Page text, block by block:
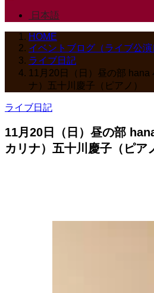
日本語
HOME
イベントブログ（ライブ公演
ライブ日記
11月20日（日）昼の部 hana
ナ）五十川慶子（ピアノ）
ライブ日記
11月20日（日）昼の部
カリナ）五十川慶子（ピア